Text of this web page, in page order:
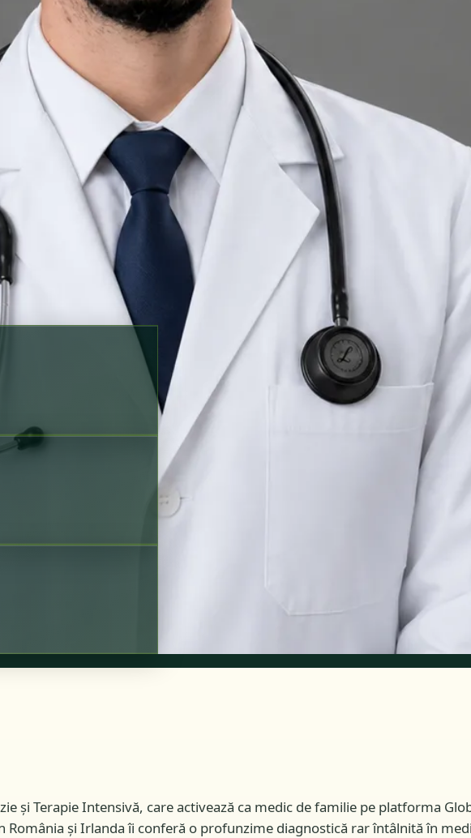
opțiunile de
verificat
și Terapie Intensivă, care activează ca medic de familie pe platforma
România și Irlanda îi conferă o profunzime diagnostică rar întâlnită în